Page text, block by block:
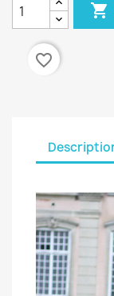

favorite_border